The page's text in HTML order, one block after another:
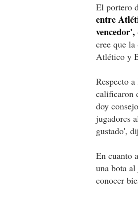
El portero
entre
vencedor',
cree que
Atlético y
Respecto
calificaron
doy
jugadores
gustado',
En cuanto
una bota
conocer